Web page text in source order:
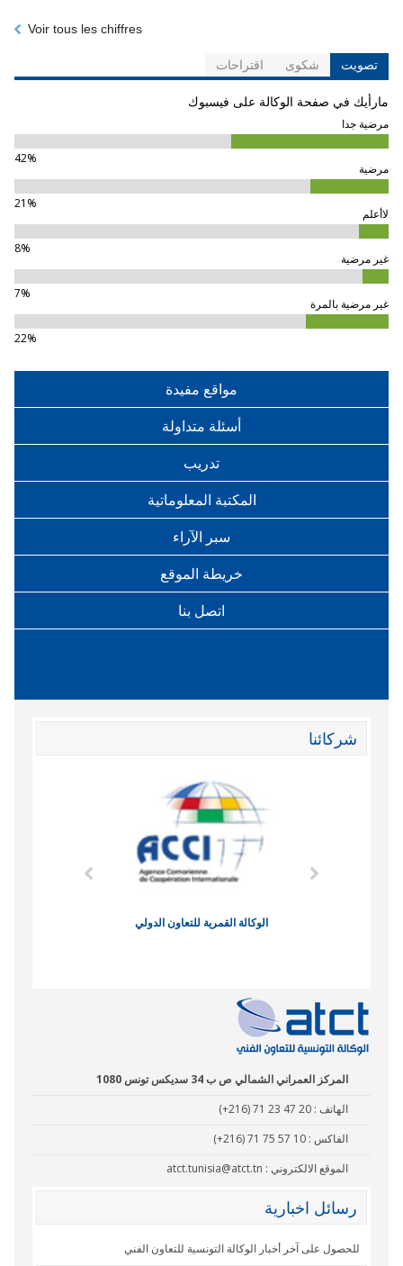
Voir tous les chiffres
تصويت شكوى اقتراحات
مارأيك في صفحة الوكالة على فيسبوك
مرضية جدا
42%
مرضية
21%
لاأعلم
8%
غير مرضية
7%
غير مرضية بالمرة
22%
مواقع مفيدة
أسئلة متداولة
تدريب
المكتبة المعلوماتية
سبر الآراء
خريطة الموقع
اتصل بنا
شركائنا
الوكالة القمرية للتعاون الدولي
المركز العمراني الشمالي ص ب 34 سديكس تونس 1080
الهاتف : (+216) 71 23 47 20
الفاكس : (+216) 71 75 57 10
الموقع الالكتروني : atct.tunisia@atct.tn
رسائل اخبارية
للحصول على آخر أخبار الوكالة التونسية للتعاون الفني